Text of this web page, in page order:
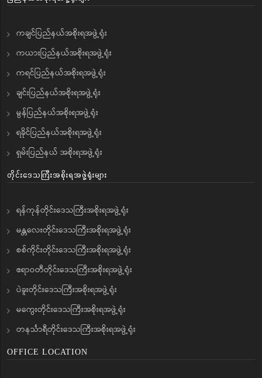
ကချင်ပြည်နယ်အစိုးရအဖွဲ့ရုံး
ကယားပြည်နယ်အစိုးရအဖွဲ့ရုံး
ကရင်ပြည်နယ်အစိုးရအဖွဲ့ရုံး
ချင်းပြည်နယ်အစိုးရအဖွဲ့ရုံး
မွန်ပြည်နယ်အစိုးရအဖွဲ့ရုံး
ရခိုင်ပြည်နယ်အစိုးရအဖွဲ့ရုံး
ရှမ်းပြည်နယ် အစိုးရအဖွဲ့ရုံး
တိုင်းဒေသကြီးအစိုးရအဖွဲ့ရုံးများ
ရန်ကုန်တိုင်းဒေသကြီးအစိုးရအဖွဲ့ရုံး
မန္တလေးတိုင်းဒေသကြီးအစိုးရအဖွဲ့ရုံး
စစ်ကိုင်းတိုင်းဒေသကြီးအစိုးရအဖွဲ့ရုံး
ဧရာဝတီတိုင်းဒေသကြီးအစိုးရအဖွဲ့ရုံး
ပဲခူးတိုင်းဒေသကြီးအစိုးရအဖွဲ့ရုံး
မကွေးတိုင်းဒေသကြီးအစိုးရအဖွဲ့ရုံး
တနင်္သာရီတိုင်းဒေသကြီးအစိုးရအဖွဲ့ရုံး
OFFICE LOCATION